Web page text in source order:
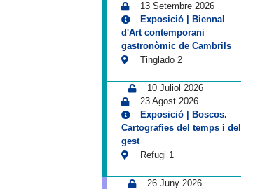
13 Setembre 2026
Exposició | Biennal
d'Art contemporani
gastronòmic de Cambrils
Tinglado 2
10 Juliol 2026
23 Agost 2026
Exposició | Boscos.
Cartografies del temps i del
gest
Refugi 1
26 Juny 2026